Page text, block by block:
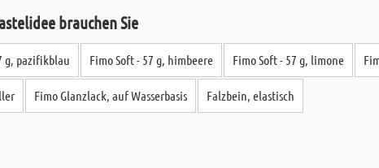
brauchen Sie
g, pazifikblau Fimo Soft - 57 g, himbeere Fimo Soft - 57 g, limone
Fimo Glanzlack, auf Wasserbasis Falzbein, elastisch